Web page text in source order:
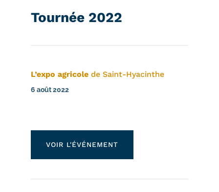
Tournée 2022
L’expo agricolede Saint-Hyacinthe
6 août 2022
VOIR L'ÉVÉNEMENT